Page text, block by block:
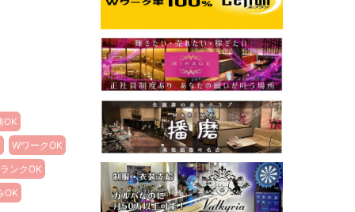
OK
WワークOK
ンクOK
OK